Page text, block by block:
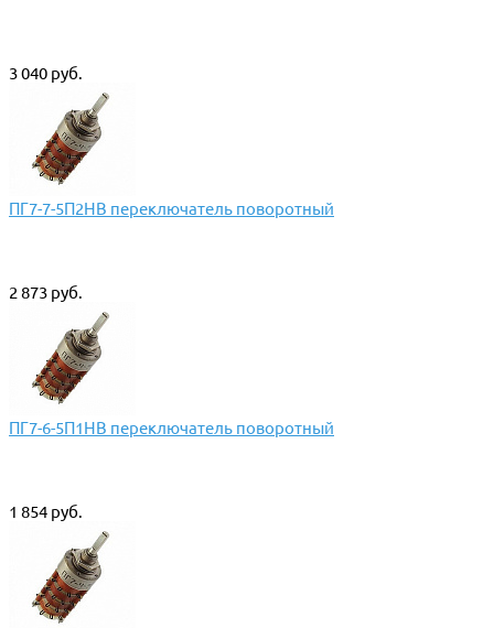
3 040 руб.
ПГ7-7-5П2НВ переключатель поворотный
2 873 руб.
ПГ7-6-5П1НВ переключатель поворотный
1 854 руб.